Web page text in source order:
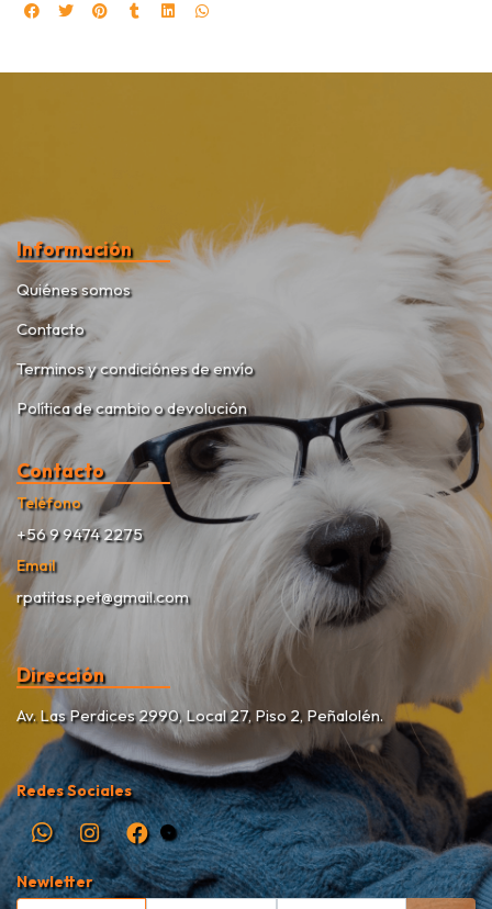
Información
Quiénes somos
Contacto
Terminos y condiciónes de envío
Política de cambio o devolución
Contacto
Teléfono
+56 9 9474 2275
Email
rpatitas.pet@gmail.com
Dirección
Av. Las Perdices 2990, Local 27, Piso 2, Peñalolén.
Redes Sociales
Newletter